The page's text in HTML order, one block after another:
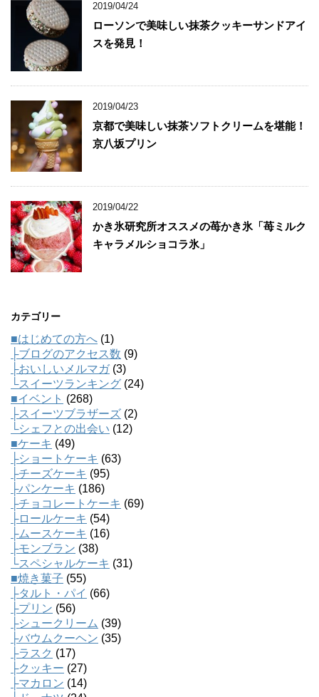
2019/04/24
ローソンで美味しい抹茶クッキーサンドアイ
スを発見！
2019/04/23
京都で美味しい抹茶ソフトクリームを堪能！
京八坂プリン
2019/04/22
かき氷研究所オススメの苺かき氷「苺ミルク
キャラメルショコラ氷」
カテゴリー
■はじめての方へ (1)
├ブログのアクセス数 (9)
├おいしいメルマガ(3)
└スイーツランキング (24)
■イベント (268)
├スイーツブラザーズ (2)
└シェフとの出会い (12)
■ケーキ (49)
├ショートケーキ (63)
├チーズケーキ (95)
├パンケーキ (186)
├チョコレートケーキ (69)
├ロールケーキ (54)
├ムースケーキ (16)
├モンブラン (38)
└スペシャルケーキ (31)
■焼き菓子 (55)
├タルト・パイ (66)
├プリン (56)
├シュークリーム (39)
├バウムクーヘン (35)
├ラスク (17)
├クッキー (27)
├マカロン (14)